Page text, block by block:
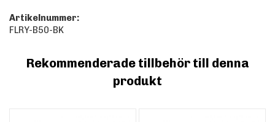
Artikelnummer:
FLRY-B50-BK
Rekommenderade tillbehör till denna
produkt